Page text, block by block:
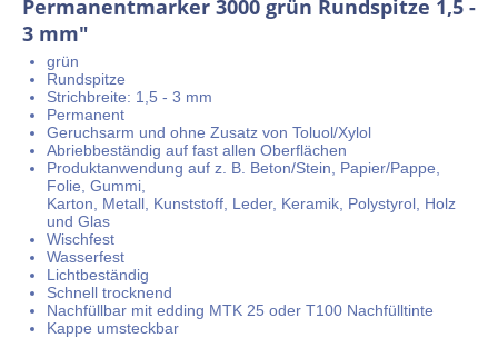
Permanentmarker 3000 grün Rundspitze 1,5 -
3 mm"
grün
Rundspitze
Strichbreite: 1,5 - 3 mm
Permanent
Geruchsarm und ohne Zusatz von Toluol/Xylol
Abriebbeständig auf fast allen Oberflächen
Produktanwendung auf z. B. Beton/Stein, Papier/Pappe,
Folie, Gummi,
Karton, Metall, Kunststoff, Leder, Keramik, Polystyrol, Holz
und Glas
Wischfest
Wasserfest
Lichtbeständig
Schnell trocknend
Nachfüllbar mit edding MTK 25 oder T100 Nachfülltinte
Kappe umsteckbar